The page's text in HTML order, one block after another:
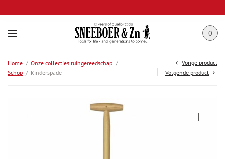
0
Home / Onze collecties tuingereedschap /
Schop / Kinderspade
Vorige product
Volgende product